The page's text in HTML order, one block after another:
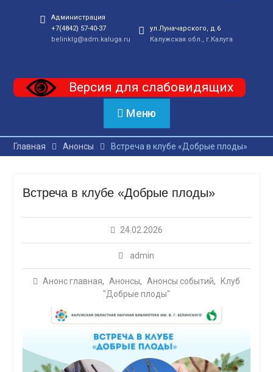
Администрация
+7(4842) 57-40-37
belinklg@adm.kaluga.ru
ул.Луначарского, д.6
Калужская обл., г.Калуга
Версия для слабовидящих
Меню
Главная Анонсы Встреча в клубе «Добрые плоды»
Встреча в клубе «Добрые плоды»
24.02.2026
admin
Анонс главная, Анонсы, Анонсы событий,
Клуб
"Добрые плоды"